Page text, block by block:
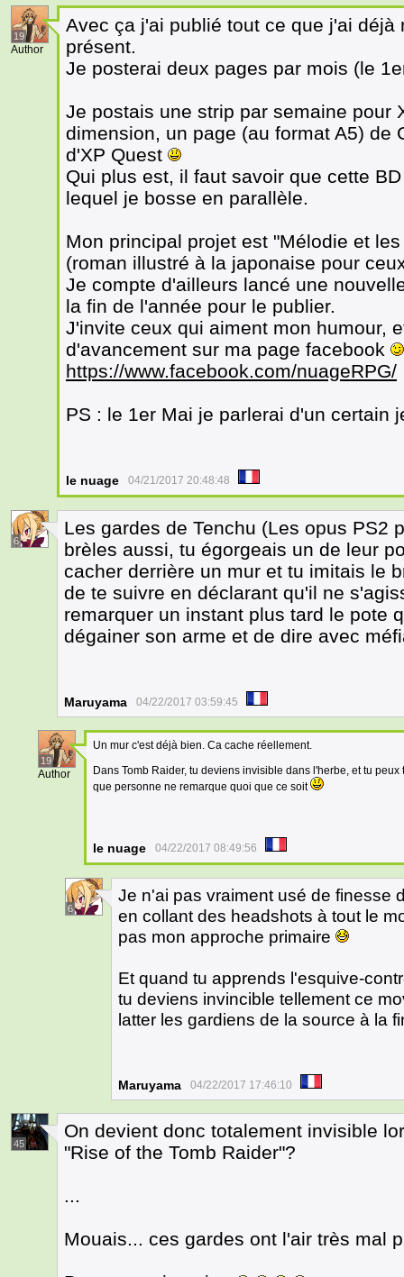
19
Author
Avec ça j'ai publié tout ce que j'ai
présent.
Je posterai deux pages par mois (le
Je postais une strip par semaine pour
dimension, un page (au format A5) de
d'XP Quest
Qui plus est, il faut savoir que cette
lequel je bosse en parallèle.
Mon principal projet est "Mélodie et
(roman illustré à la japonaise pour
Je compte d'ailleurs lancé une
la fin de l'année pour le publier.
J'invite ceux qui aiment mon humour,
d'avancement sur ma page facebook
https://www.facebook.com/nuageRPG/
PS : le 1er Mai je parlerai d'un certain
le nuage 04/21/2017 20:48:48
6
Les gardes de Tenchu (Les opus PS2
brèles aussi, tu égorgeais un de leur
cacher derrière un mur et tu imitais le
de te suivre en déclarant qu'il ne
remarquer un instant plus tard le pote
dégainer son arme et de dire avec
Maruyama 04/22/2017 03:59:45
19
Author
Un mur c'est déjà bien. Ca cache réellement.
Dans Tomb Raider, tu deviens invisible dans l'herbe, et tu
que personne ne remarque quoi que ce soit
le nuage 04/22/2017 08:49:56
6
Je n'ai pas vraiment usé de finesse
en collant des headshots à tout le
pas mon approche primaire
Et quand tu apprends l'esquive-
tu deviens invincible tellement ce
latter les gardiens de la source à la
Maruyama 04/22/2017 17:46:10
45
On devient donc totalement invisible
"Rise of the Tomb Raider"?
...
Mouais... ces gardes ont l'air très mal